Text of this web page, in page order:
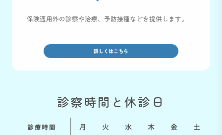
保険適用外の診察や治療、予防接種などを提供します。
詳しくはこちら
診察時間と休診日